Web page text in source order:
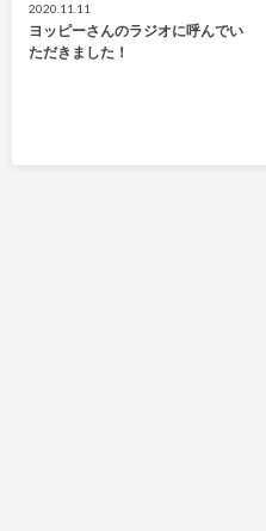
2020.11.11
ヨッピーさんのラジオに呼んでい
ただきました！